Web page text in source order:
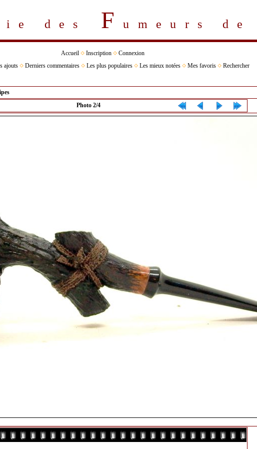
des Fumeurs de
Accueil Inscription
Connexion
ajouts Derniers commentaires Les plus populaires Les mieux notées Mes favoris Rechercher
Photo 2/4